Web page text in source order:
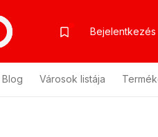
Bejelentkezés
Blog Városok listája